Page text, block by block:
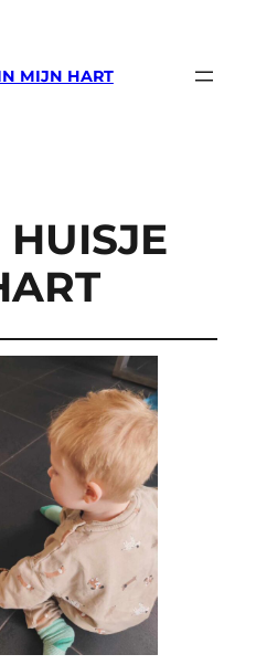
MIJN HART
HUISJE